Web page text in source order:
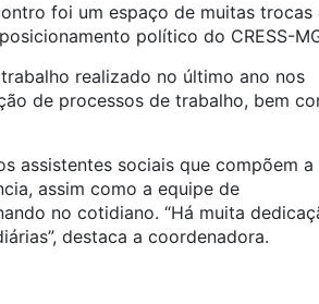
foi um espaço de muitas trocas
político do CRESS-
realizado no último ano nos
de processos de trabalho, bem
assistentes sociais que compõem a
assim como a equipe de
no cotidiano. “Há muita
destaca a coordenadora.